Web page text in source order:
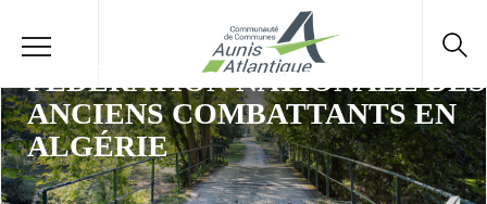
FÉDÉRATION NATIONALE DES
ANCIENS COMBATTANTS EN
ALGÉRIE